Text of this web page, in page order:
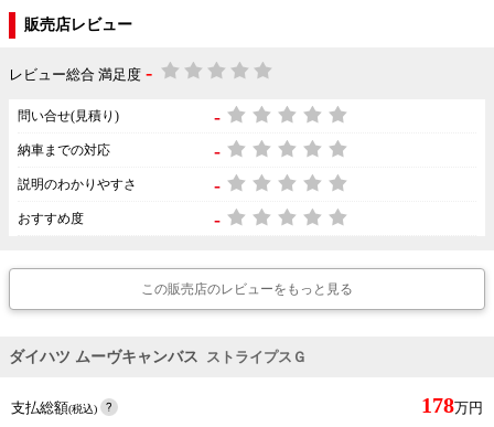
販売店レビュー
レビュー総合 満足度 -
問い合せ(見積り) -
納車までの対応 -
説明のわかりやすさ -
おすすめ度 -
この販売店のレビューをもっと見る
ダイハツ ムーヴキャンバス ストライプスＧ
支払総額(税込) 178万円